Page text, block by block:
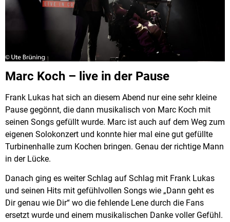
Marc Koch – live in der Pause
Frank Lukas hat sich an diesem Abend nur eine sehr kleine
Pause gegönnt, die dann musikalisch von Marc Koch mit
seinen Songs gefüllt wurde. Marc ist auch auf dem Weg zum
eigenen Solokonzert und konnte hier mal eine gut gefüllte
Turbinenhalle zum Kochen bringen. Genau der richtige Mann
in der Lücke.
Danach ging es weiter Schlag auf Schlag mit Frank Lukas
und seinen Hits mit gefühlvollen Songs wie „Dann geht es
Dir genau wie Dir“ wo die fehlende Lene durch die Fans
ersetzt wurde und einem musikalischen Danke voller Gefühl.